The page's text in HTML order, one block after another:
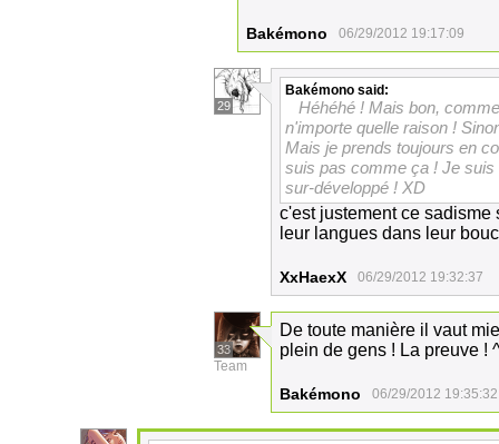
Bakémono 06/29/2012 19:17:09
29
Bakémono said:
Héhéhé ! Mais bon,
n'importe quelle raison !
Mais je prends toujours en
suis pas comme ça ! Je
sur-développé ! XD
c'est justement ce
leur langues dans leur
XxHaexX 06/29/2012 19:32:37
33
Team
De toute manière il vaut
plein de gens ! La preuve !
Bakémono 06/29/2012 19:35:32